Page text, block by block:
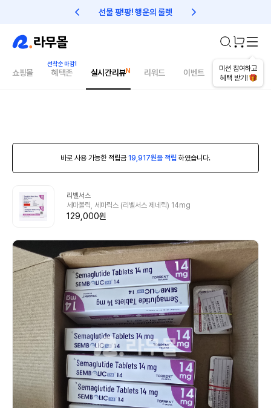
선물 팡!팡! 행운의 룰렛 친구초대 1만원 리워드!
미션 참여하고
혜택 받기!
쇼핑몰 혜택존 실시간리뷰 리워드 이벤트 건강매거진
바로 사용 가능한 적립금 19,917원을 적립 하였습니다.
리벨서스
세마볼릭, 세마릭스 (리벨서스 제네릭) 14mg
129,000원